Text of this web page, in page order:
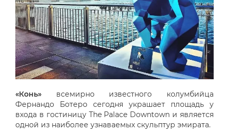
«Конь» всемирно известного колумбийца
Фернандо Ботеро сегодня украшает площадь у
входа в гостиницу The Palace Downtown и является
одной из наиболее узнаваемых скульптур эмирата.